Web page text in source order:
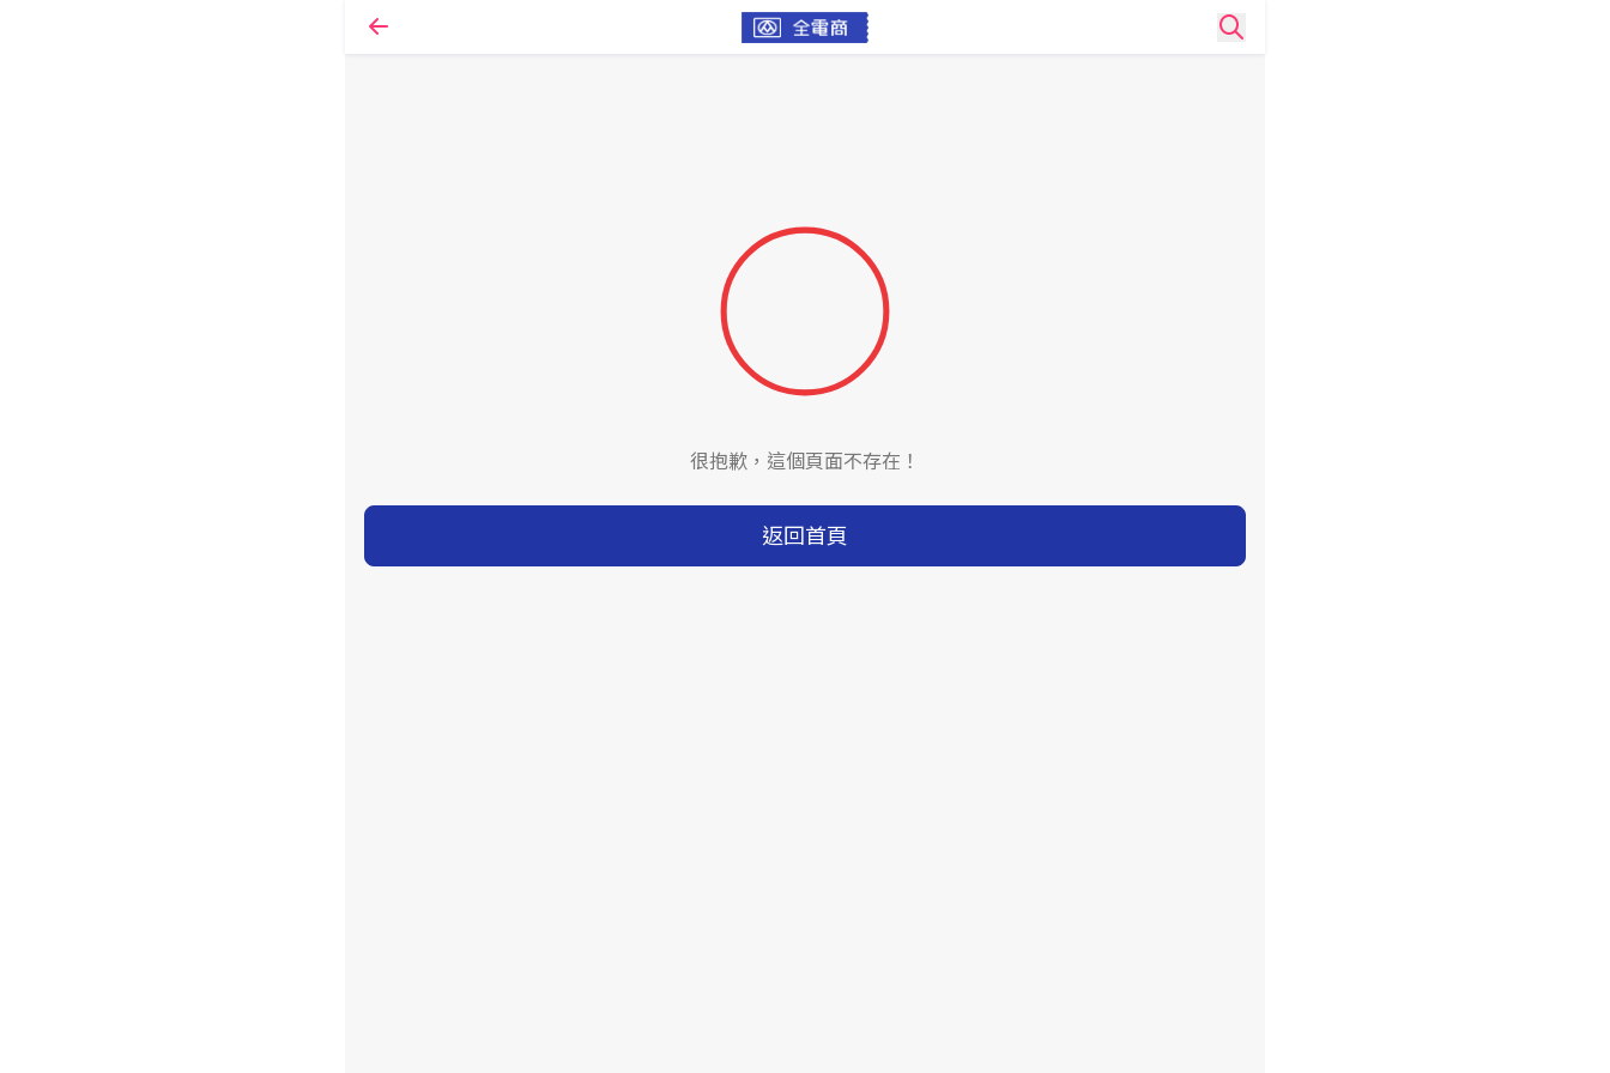
很抱歉，這個頁面不存在！
返回首頁